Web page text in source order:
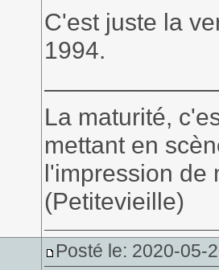
C'est juste la
1994.
La maturité,
mettant en
l'impression de
(Petitevieille)
Posté le: 2020-05-